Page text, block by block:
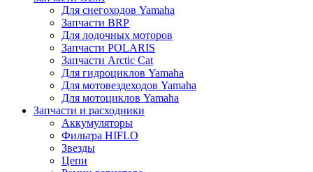
Для снегоходов Yamaha
Запчасти BRP
Для лодочных моторов
Запчасти POLARIS
Запчасти Arctic Cat
Для гидроциклов Yamaha
Для мотовездеходов Yamaha
Для мотоциклов Yamaha
Запчасти и расходники
Аккумуляторы
Фильтра HIFLO
Звезды
Цепи